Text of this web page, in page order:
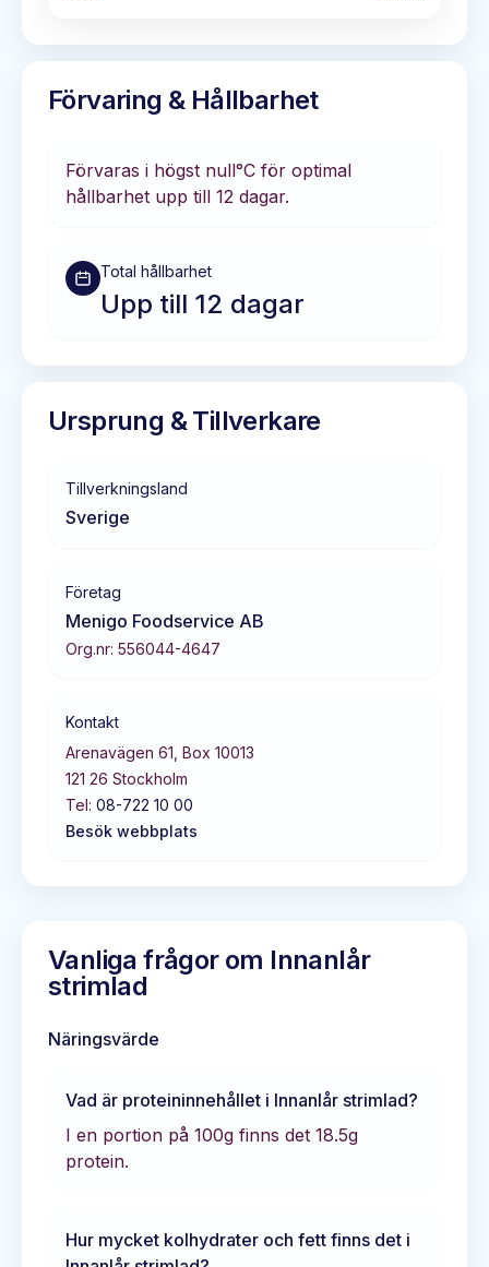
Förvaring & Hållbarhet
Förvaras i högst null°C för optimal
hållbarhet upp till 12 dagar.
Total hållbarhet
Upp till 12 dagar
Ursprung & Tillverkare
Tillverkningsland
Sverige
Företag
Menigo Foodservice AB
Org.nr: 556044-4647
Kontakt
Arenavägen 61, Box 10013
121 26 Stockholm
Tel: 08-722 10 00
Besök webbplats
Vanliga frågor om Innanlår
strimlad
Näringsvärde
Vad är proteininnehållet i Innanlår strimlad?
I en portion på 100g finns det 18.5g
protein.
Hur mycket kolhydrater och fett finns det i